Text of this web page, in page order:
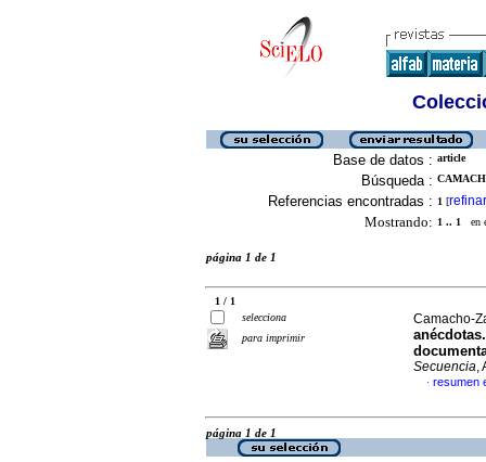
Base de datos : article
Búsqueda :
Referencias encontradas : 1 [refinar
Mostrando: 1 .. 1 en
página 1 de 1
1 / 1
selecciona
para imprimir
Camacho-
Secuencia,
· resumen
página 1 de 1